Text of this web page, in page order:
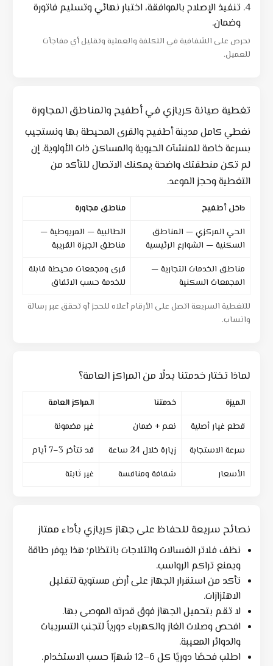
تنفيذ الإصلاح بالموافقة، اختبار نهائي وتسليم فاتورة
وضمان.
نحرص على الشفافية في التكلفة والعملية وتقليل أي مفاجآت
للعميل.
تغطية صيانة كريازي في أطفيح والمناطق المجاورة
نغطي كامل مدينة أطفيح والقرى المحيطة بها ونستجيب
بسرعة خاصة للمنشآت الحيوية والمساكن ذات الأولوية. إن
لم تكن منطقتك واضحة يمكنك الاتصال للتأكد من
التغطية وحجز الموعد.
داخل أطفيح
مناطق مجاورة
الحي المركزي — المناطق
السكنية — الشوارع الرئيسية
الطالبية — المريوطية —
مناطق الجيزة القريبة
مناطق الخدمات التجارية —
المجمعات السكنية
قرى ومجمعات محيطة قابلة
للخدمة حسب الاتفاق
للتغطية السريعة اتصل على الأرقام أعلاه للحجز أو تحقق عبر رسالة
واتساب.
لماذا تختار خدمتنا بدلًا من المراكز العامة؟
الميزة خدمتنا
المراكز العامة
قطع غيار أصلية
نعم + ضمان
غير مضمونة
سرعة الاستجابة
زيارة خلال 24 ساعة
قد تتأخر 3–7 أيام
الأسعار
شفافة ومنافسة غير ثابتة
نصائح سريعة للحفاظ على جهاز كريازي بأداء ممتاز
نظف فلاتر الغسالات والثلاجات بانتظام؛ هذا يوفر طاقة
ويمنع تراكم الرواسب.
تأكد من استقرار الجهاز على أرض مستوية لتقليل
الاهتزازات.
لا تقم بتحميل الجهاز فوق قدرته الموصى بها.
افحص وصلات الغاز والكهرباء دورياً لتجنب التسريبات
والدوائر المعيبة.
اطلب فحصًا دوريًا كل 6–12 شهرًا حسب الاستخدام.